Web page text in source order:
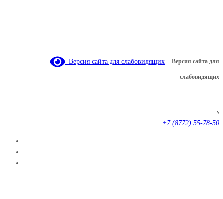
Версия сайта для слабовидящих Версия сайта для
слабовидящих
s
+7 (8772) 55-78-50